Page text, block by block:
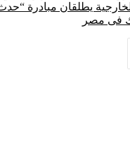
يطلقان مبادرة
فى مصر